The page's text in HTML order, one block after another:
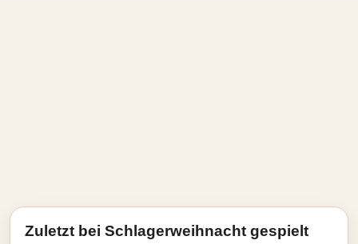
Zuletzt bei Schlagerweihnacht gespielt